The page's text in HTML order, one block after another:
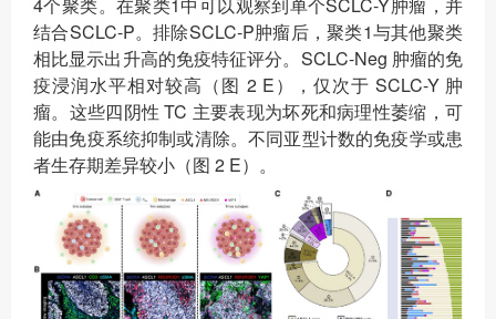
结合SCLC-P。排除SCLC-P肿瘤后，聚类1与其他聚类
相比显示出升高的免疫特征评分。SCLC-Neg 肿瘤的免
疫浸润水平相对较高（图 2 E），仅次于 SCLC-Y 肿
瘤。这些四阴性 TC 主要表现为坏死和病理性萎缩，可
能由免疫系统抑制或清除。不同亚型计数的免疫学或患
者生存期差异较小（图 2 E）。